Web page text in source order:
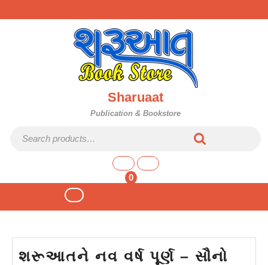
to
Sharuaat
Publication & Bookstore
0
shopping
Open
શરૂઆતને નવ વર્ષ પૂર્ણ – સૌનો